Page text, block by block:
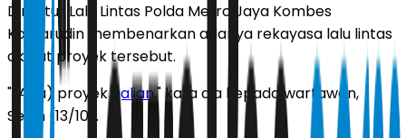
Direktur Lalu Lintas Polda Metro Jaya Kombes
Komarudin membenarkan adanya rekayasa lalu lintas
akibat proyek tersebut.
"(Ada) proyek galian," kata dia kepada wartawan,
Senin (13/10).